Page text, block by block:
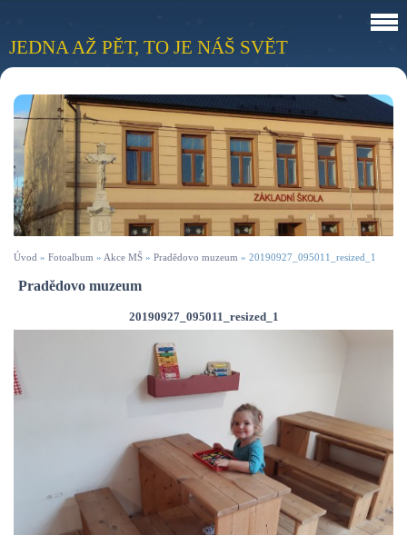
JEDNA AŽ PĚT, TO JE NÁŠ SVĚT
Úvod » Fotoalbum » Akce MŠ » Pradědovo muzeum » 20190927_095011_resized_1
Pradědovo muzeum
20190927_095011_resized_1